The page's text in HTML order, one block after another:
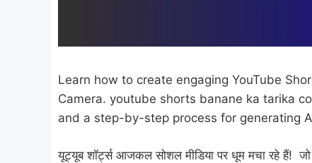
Learn how to create engaging YouTube
Camera. youtube shorts banane ka tarika
and a step-by-step process for generating
यूट्यूब शॉर्ट्स आजकल सोशल मीडिया पर धूम मचा रहे